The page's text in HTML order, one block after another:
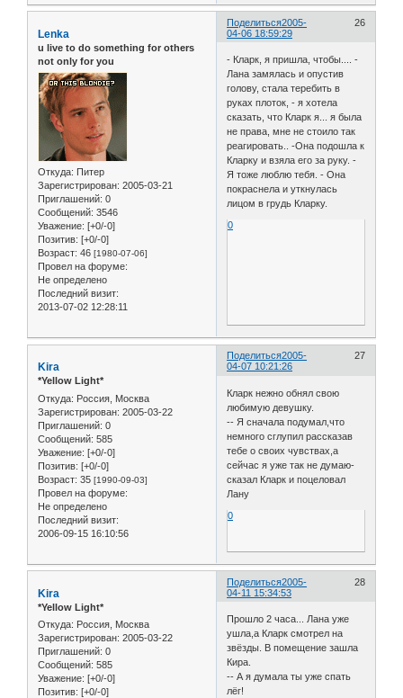
Поделиться 26
2005-
04-06 18:59:29
Lenka
u live to do something for others
not only for you
Откуда: Питер
Зарегистрирован: 2005-03-21
Приглашений: 0
Сообщений: 3546
Уважение: [+0/-0]
Позитив: [+0/-0]
Возраст: 46 [1980-07-06]
Провел на форуме:
Не определено
Последний визит:
2013-07-02 12:28:11
- Кларк, я пришла, чтобы.... -
Лана замялась и опустив
голову, стала теребить в
руках плоток, - я хотела
сказать, что Кларк я... я была
не права, мне не стоило так
реагировать.. -Она подошла к
Кларку и взяла его за руку. -
Я тоже люблю тебя. - Она
покраснела и уткнулась
лицом в грудь Кларку.
0
Поделиться 27
2005-
04-07 10:21:26
Kira
*Yellow Light*
Откуда: Россия, Москва
Зарегистрирован: 2005-03-22
Приглашений: 0
Сообщений: 585
Уважение: [+0/-0]
Позитив: [+0/-0]
Возраст: 35 [1990-09-03]
Провел на форуме:
Не определено
Последний визит:
2006-09-15 16:10:56
Кларк нежно обнял свою
любимую девушку.
-- Я сначала подумал,что
немного сглупил рассказав
тебе о своих чувствах,а
сейчас я уже так не думаю-
сказал Кларк и поцеловал
Лану
0
Поделиться 28
2005-
04-11 15:34:53
Kira
*Yellow Light*
Откуда: Россия, Москва
Зарегистрирован: 2005-03-22
Приглашений: 0
Сообщений: 585
Уважение: [+0/-0]
Позитив: [+0/-0]
Прошло 2 часа... Лана уже
ушла,а Кларк смотрел на
звёзды. В помещение зашла
Кира.
-- А я думала ты уже спать
лёг!